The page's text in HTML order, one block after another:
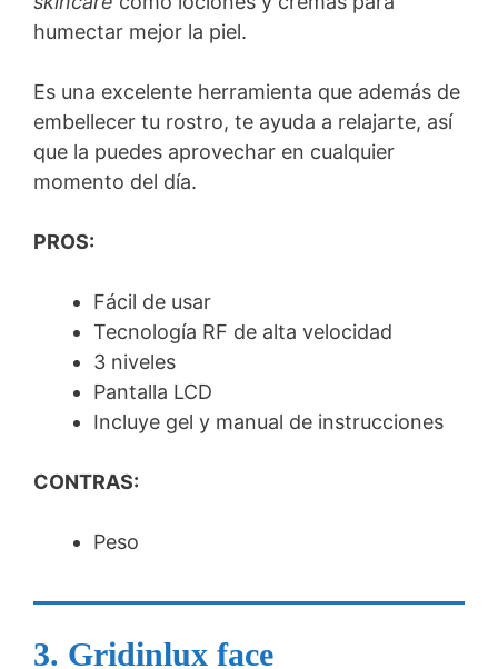
humectar mejor la piel.
Es una excelente herramienta que además de
embellecer tu rostro, te ayuda a relajarte, así
que la puedes aprovechar en cualquier
momento del día.
PROS:
Fácil de usar
Tecnología RF de alta velocidad
3 niveles
Pantalla LCD
Incluye gel y manual de instrucciones
CONTRAS:
Peso
3. Gridinlux face